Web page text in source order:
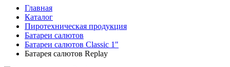
Главная
Каталог
Пиротехническая продукция
Батареи салютов
Батареи салютов Classic 1"
Батарея салютов Replay